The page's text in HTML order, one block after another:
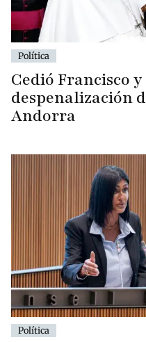
Política
Cedió Francisco
despenalización
Andorra
Política